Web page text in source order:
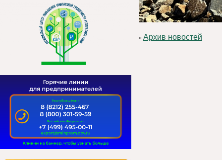
«Архив новостей